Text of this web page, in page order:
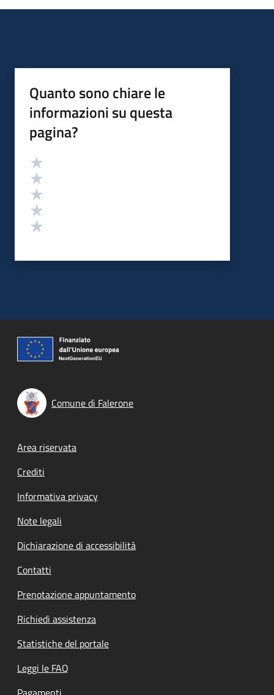
Quanto sono chiare le
informazioni su questa
pagina?
Valutazione
Comune di Falerone
Footer menu
Area riservata
Crediti
Informativa privacy
Note legali
Dichiarazione di accessibilità
Contatti
Prenotazione appuntamento
Richiedi assistenza
Statistiche del portale
Leggi le FAQ